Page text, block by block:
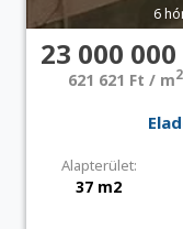
6
23 000 000
621 621 Ft / m2
Alapterület:
37 m2